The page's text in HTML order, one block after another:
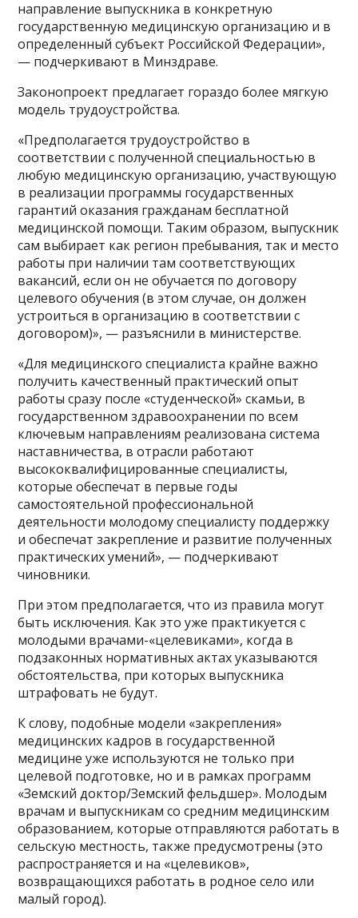
направление выпускника в конкретную
государственную медицинскую организацию и в
определенный субъект Российской Федерации»,
— подчеркивают в Минздраве.
Законопроект предлагает гораздо более мягкую
модель трудоустройства.
«Предполагается трудоустройство в
соответствии с полученной специальностью в
любую медицинскую организацию, участвующую
в реализации программы государственных
гарантий оказания гражданам бесплатной
медицинской помощи. Таким образом, выпускник
сам выбирает как регион пребывания, так и место
работы при наличии там соответствующих
вакансий, если он не обучается по договору
целевого обучения (в этом случае, он должен
устроиться в организацию в соответствии с
договором)», — разъяснили в министерстве.
«Для медицинского специалиста крайне важно
получить качественный практический опыт
работы сразу после «студенческой» скамьи, в
государственном здравоохранении по всем
ключевым направлениям реализована система
наставничества, в отрасли работают
высококвалифицированные специалисты,
которые обеспечат в первые годы
самостоятельной профессиональной
деятельности молодому специалисту поддержку
и обеспечат закрепление и развитие полученных
практических умений», — подчеркивают
чиновники.
При этом предполагается, что из правила могут
быть исключения. Как это уже практикуется с
молодыми врачами-«целевиками», когда в
подзаконных нормативных актах указываются
обстоятельства, при которых выпускника
штрафовать не будут.
К слову, подобные модели «закрепления»
медицинских кадров в государственной
медицине уже используются не только при
целевой подготовке, но и в рамках программ
«Земский доктор/Земский фельдшер». Молодым
врачам и выпускникам со средним медицинским
образованием, которые отправляются работать в
сельскую местность, также предусмотрены (это
распространяется и на «целевиков»,
возвращающихся работать в родное село или
малый город).